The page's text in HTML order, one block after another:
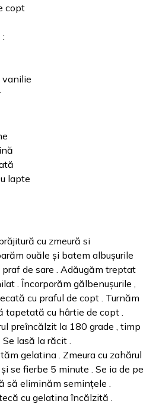
copt
vanilie
lapte
cu zmeură si
ouăle și batem albușurile
praf de sare . Adăugăm treptat
. Încorporăm gălbenușurile ,
cu praful de copt . Turnăm
tapetată cu hârtie de copt .
preîncălzit la 180 grade , timp
lasă la răcit .
gelatina . Zmeura cu zahărul
se fierbe 5 minute . Se ia de pe
să eliminăm semințele .
cu gelatina încălzită .